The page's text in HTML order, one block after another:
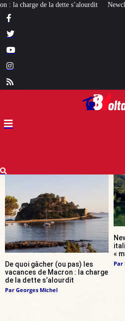
Newcleo, la PME franco-italienne qui
De quoi gâcher (ou pas) les
vacances de Macron : la charge
de la dette s’alourdit
Par Georges Michel
«
Par